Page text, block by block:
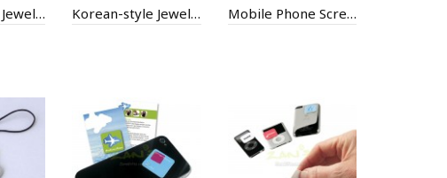
Korean-style Jewelry Gift Korean-style Jewelry Gift Mobile Phone Screen Cleaning